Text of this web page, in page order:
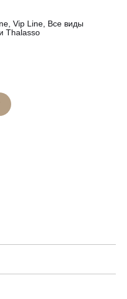
Vip Line, Все виды
Thalasso